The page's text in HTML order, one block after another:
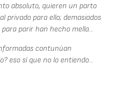
absoluto, quieren un parto
privado para ello; demasiados
parir han hecho mella...
contunúan
eso sí que no lo entiendo...